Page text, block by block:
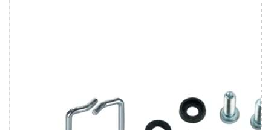
Rangierbügel
40x80mm, vertikale
Montageset M6 für
19 Zoll-Technik